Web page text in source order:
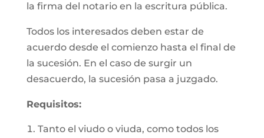
la firma del notario en la escritura pública.
Todos los interesados deben estar de
acuerdo desde el comienzo hasta el final de
la sucesión. En el caso de surgir un
desacuerdo, la sucesión pasa a juzgado.
Requisitos:
Tanto el viudo o viuda, como todos los